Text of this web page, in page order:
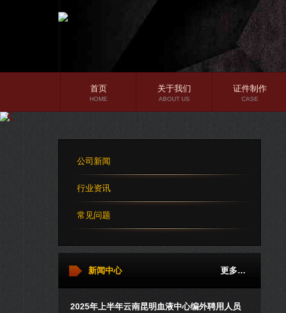
首页
HOME
关于我们
ABOUT US
证件制作
CASE
公司新闻
行业资讯
常见问题
更多…
新闻中心
2025年上半年云南昆明血液中心编外聘用人员